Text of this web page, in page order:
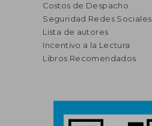
Costos de Despacho
Seguridad Redes Sociales
Lista de autores
Incentivo a la Lectura
Libros Recomendados